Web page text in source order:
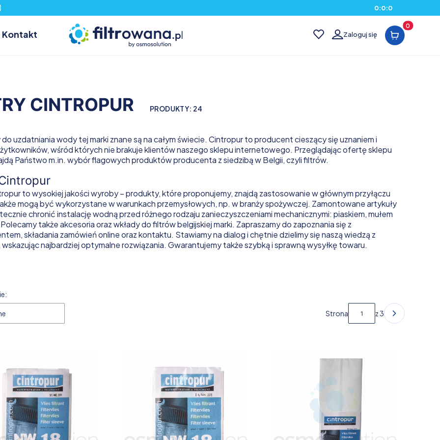
0:0:0
Kontakt Zaloguj się Produkty w
CINTROPUR PRODUKTY: 24
uzdatniania wody tej marki znane są na całym świecie. Cintropur to producent cieszący się uznaniem i
wśród których nie brakuje klientów naszego sklepu internetowego. Przeglądając ofertę sklepu
Państwo m.in. wybór flagowych produktów producenta z siedzibą w Belgii, czyli filtrów.
to wysokiej jakości wyroby – produkty, które proponujemy, znajdą zastosowanie w głównym przyłączu
mogą być wykorzystane w warunkach przemysłowych, np. w branży spożywczej. Zamontowane artykuły
chronić instalację wodną przed różnego rodzaju zanieczyszczeniami mechanicznymi: piaskiem, mułem
także akcesoria oraz wkłady do filtrów belgijskiej marki. Zapraszamy do zapoznania się z
składania zamówień online oraz kontaktu. Stawiamy na dialog i chętnie dzielimy się naszą wiedzą z
wskazując najbardziej optymalne rozwiązania. Gwarantujemy także szybką i sprawną wysyłkę towaru.
Strona z 3 Następne